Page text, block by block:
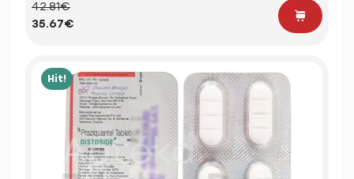
42.81€
35.67€
Hit!